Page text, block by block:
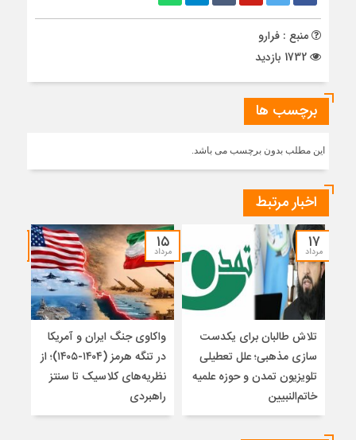
منبع : فرارو
برچسب ها
این مطلب بدون برچسب می باشد.
اخبار مرتبط
۱۷
مرداد
تلاش طالبان برای یکدست
سازی مذهبی؛ علل تعطیلی
تلویزیون تمدن و حوزه علمیه
خاتم‌النبیین
۱۵
مرداد
واکاوی جنگ ایران و آمریکا
در تنگه هرمز (۱۴۰۴-۱۴۰۵)؛ از
نظریه‌های کلاسیک تا سنتز
راهبردی